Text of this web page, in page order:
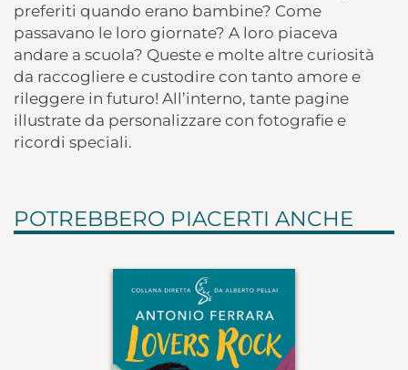
preferiti quando erano bambine? Come
passavano le loro giornate? A loro piaceva
andare a scuola? Queste e molte altre curiosità
da raccogliere e custodire con tanto amore e
rileggere in futuro! All’interno, tante pagine
illustrate da personalizzare con fotografie e
ricordi speciali.
POTREBBERO PIACERTI ANCHE